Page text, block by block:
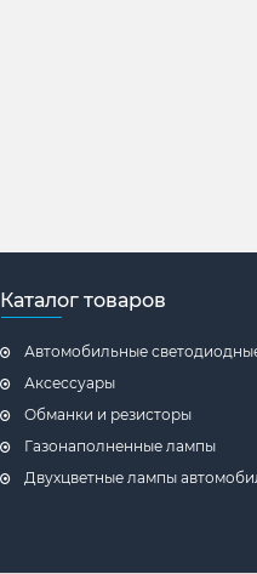
Каталог товаров
Автомобильные
Аксессуары
Обманки и резисторы
Газонаполненные лампы
Двухцветные лампы